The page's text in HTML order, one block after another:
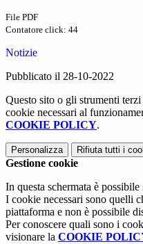
File PDF
Contatore click: 44
Notizie
Pubblicato il 28-10-2022
Questo sito o gli strumenti
cookie necessari al
COOKIE POLICY.
Personalizza Rifiuta tutti i
Gestione cookie
In questa schermata è
I cookie necessari sono quelli
piattaforma e non è possibile
Per conoscere quali sono i
visionare la COOKIE